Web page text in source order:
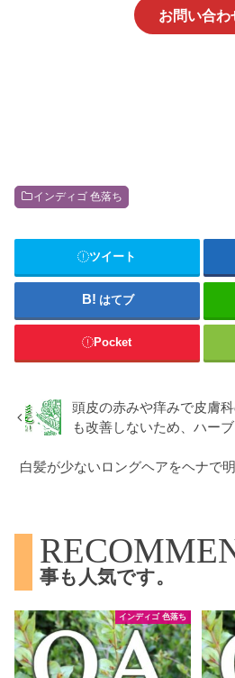
お問い合わ
インディゴ 色落ち
ツイート
はてブ
Pocket
頭皮の赤みや痒みで皮膚
も改善しないため、ハー
白髪が少ないロングヘアをヘナで
事も人気です。
インディゴ 色落ち